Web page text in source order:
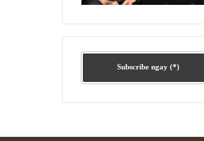
Ấn phẩm cũ Kỳ 78 đến